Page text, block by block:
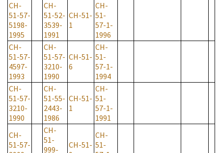
CH-
51-57-
5198-
1995
CH-
51-52-
3539-
1991
CH-51-
1
CH-
51-
57-1-
1996
CH-
51-57-
4597-
1993
CH-
51-57-
3210-
1990
CH-51-
6
CH-
51-
57-1-
1994
CH-
51-57-
3210-
1990
CH-
51-55-
2443-
1986
CH-51-
1
CH-
51-
57-1-
1991
CH-
51-57-
CH-
51-
999-
CH-51-
CH-
51-